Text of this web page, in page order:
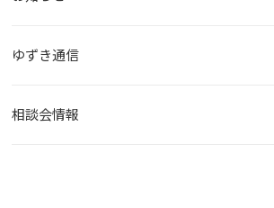
ゆずき通信
相談会情報